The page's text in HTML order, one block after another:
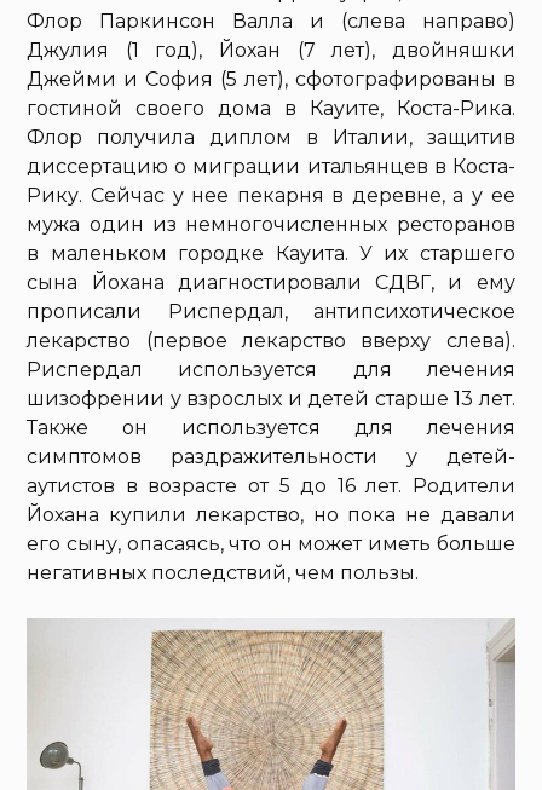
Флор Паркинсон Валла и (слева направо)
Джулия (1 год), Йохан (7 лет), двойняшки
Джейми и София (5 лет), сфотографированы в
гостиной своего дома в Кауите, Коста-Рика.
Флор получила диплом в Италии, защитив
диссертацию о миграции итальянцев в Коста-
Рику. Сейчас у нее пекарня в деревне, а у ее
мужа один из немногочисленных ресторанов
в маленьком городке Кауита. У их старшего
сына Йохана диагностировали СДВГ, и ему
прописали Риспердал, антипсихотическое
лекарство (первое лекарство вверху слева).
Риспердал используется для лечения
шизофрении у взрослых и детей старше 13 лет.
Также он используется для лечения
симптомов раздражительности у детей-
аутистов в возрасте от 5 до 16 лет. Родители
Йохана купили лекарство, но пока не давали
его сыну, опасаясь, что он может иметь больше
негативных последствий, чем пользы.